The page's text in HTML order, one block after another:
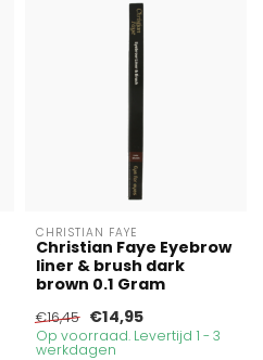
CHRISTIAN FAYE
Christian Faye Eyebrow
liner & brush dark
brown 0.1 Gram
€16,45 €14,95
Op voorraad. Levertijd 1 - 3
werkdagen